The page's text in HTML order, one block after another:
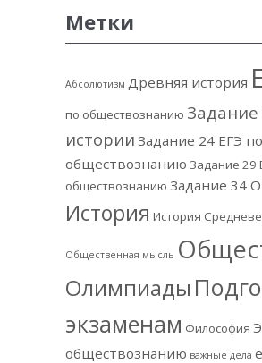
Метки
Абсолютизм Древняя история
по обществознанию Задание
истории Задание 24 ЕГЭ по
обществознанию Задание 29
обществознанию Задание 34
История История
Общественная мысль
Олимпиады
экзаменам Философия
обществознанию важные дела